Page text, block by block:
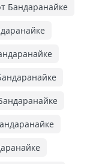
Бандаранайке